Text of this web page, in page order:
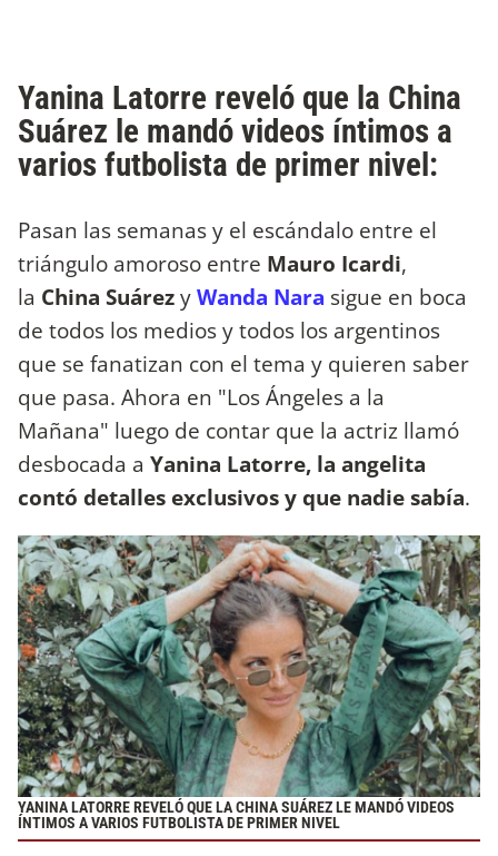
Yanina Latorre reveló que la China
Suárez le mandó videos íntimos a
varios futbolista de primer nivel:
Pasan las semanas y el escándalo entre el
triángulo amoroso entre Mauro Icardi,
la China SuárezyWanda Nara sigue en boca
de todos los medios y todos los argentinos
que se fanatizan con el tema y quieren saber
que pasa. Ahora en "Los Ángeles a la
Mañana" luego de contar que la actriz llamó
desbocada a Yanina Latorre, la angelita
contó detalles exclusivos y que nadie sabía.
YANINA LATORRE REVELÓ QUE LA CHINA SUÁREZ LE MANDÓ VIDEOS
ÍNTIMOS A VARIOS FUTBOLISTA DE PRIMER NIVEL